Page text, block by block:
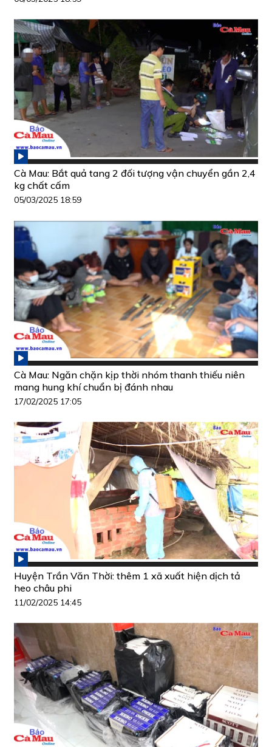
Cà Mau: Bắt quả tang 2 đối tượng vận chuyển gần 2,4
kg chất cấm
05/03/2025 18:59
Cà Mau: Ngăn chặn kịp thời nhóm thanh thiếu niên
mang hung khí chuẩn bị đánh nhau
17/02/2025 17:05
Huyện Trần Văn Thời: thêm 1 xã xuất hiện dịch tả
heo châu phi
11/02/2025 14:45